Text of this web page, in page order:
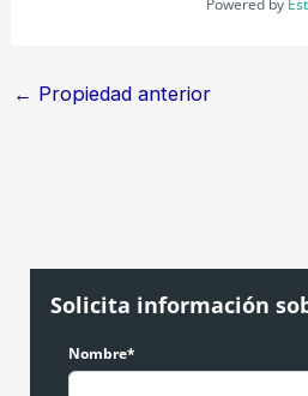
← Propiedad anterior
Solicita información
Nombre*